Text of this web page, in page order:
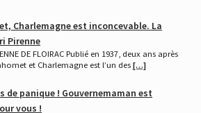
Charlemagne est inconcevable. La
Pirenne
DE FLOIRAC Publié en 1937, deux ans après
et Charlemagne est l’un des […]
de panique ! Gouvernemaman est
vous !